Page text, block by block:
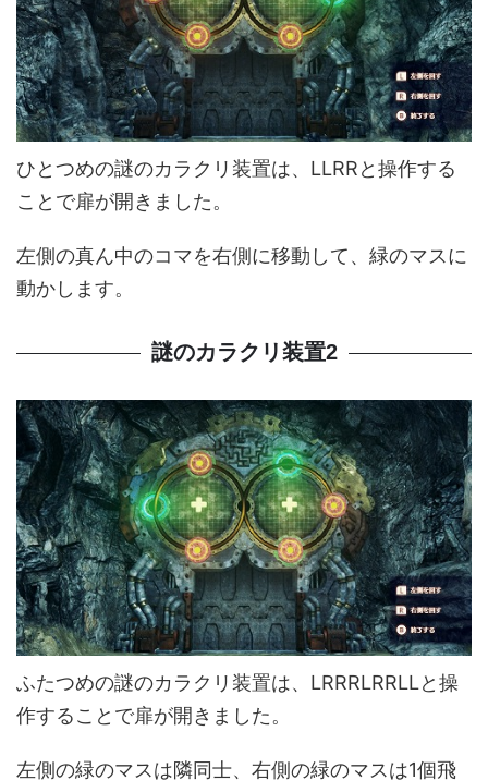
ひとつめの謎のカラクリ装置は、LLRRと操作する
ことで扉が開きました。
左側の真ん中のコマを右側に移動して、緑のマスに
動かします。
謎のカラクリ装置2
ふたつめの謎のカラクリ装置は、LRRRLRRLLと操
作することで扉が開きました。
左側の緑のマスは隣同士、右側の緑のマスは1個飛